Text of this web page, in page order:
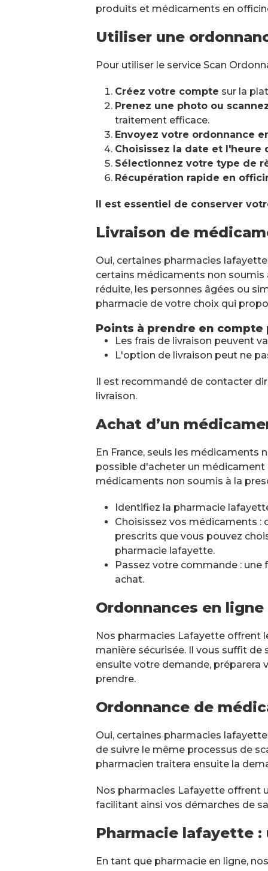
produits et médicaments en
Utiliser une
Pour utiliser le service Scan
Créez votre compte sur la
Prenez une photo ou
traitement efficace.
Envoyez votre ordonnance
Choisissez la date et l'heure
Sélectionnez votre type de
Récupération rapide en
Il est essentiel de conserver
Livraison de
Oui, certaines pharmacies
certains médicaments non
réduite, les personnes âgées ou
pharmacie de votre choix qui
Points à prendre en
Les frais de livraison peuvent
L'option de livraison peut ne
Il est recommandé de contacter
livraison.
Achat d’un
En France, seuls les
possible d'acheter un médicament
médicaments non soumis à la
Identifiez la pharmacie
Choisissez vos médicaments
prescrits que vous pouvez
pharmacie lafayette.
Passez votre commande :
achat.
Ordonnances en
Nos pharmacies Lafayette offrent
manière sécurisée. Il vous suffit
ensuite votre demande, préparera
prendre.
Ordonnance de
Oui, certaines pharmacies
de suivre le même processus de
pharmacien traitera ensuite la
Nos pharmacies Lafayette offrent
facilitant ainsi vos démarches de
Pharmacie lafayette
En tant que pharmacie en ligne,